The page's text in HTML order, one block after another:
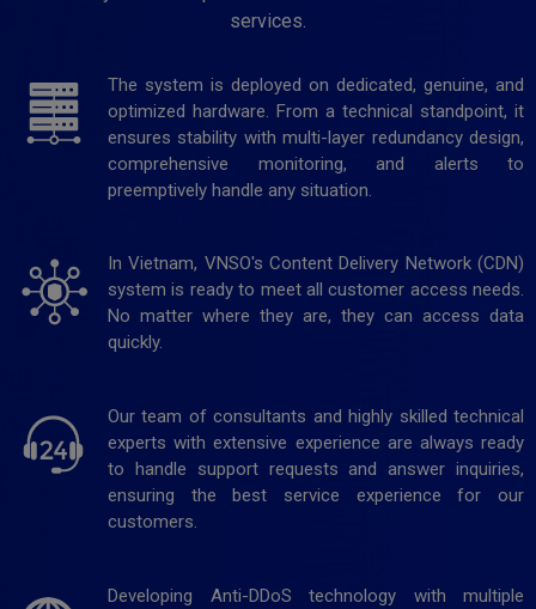
services.
The system is deployed on dedicated, genuine, and
optimized hardware. From a technical standpoint, it
ensures stability with multi-layer redundancy design,
comprehensive monitoring, and alerts to
preemptively handle any situation.
In Vietnam, VNSO's Content Delivery Network (CDN)
system is ready to meet all customer access needs.
No matter where they are, they can access data
quickly.
Our team of consultants and highly skilled technical
experts with extensive experience are always ready
to handle support requests and answer inquiries,
ensuring the best service experience for our
customers.
Developing Anti-DDoS technology with multiple